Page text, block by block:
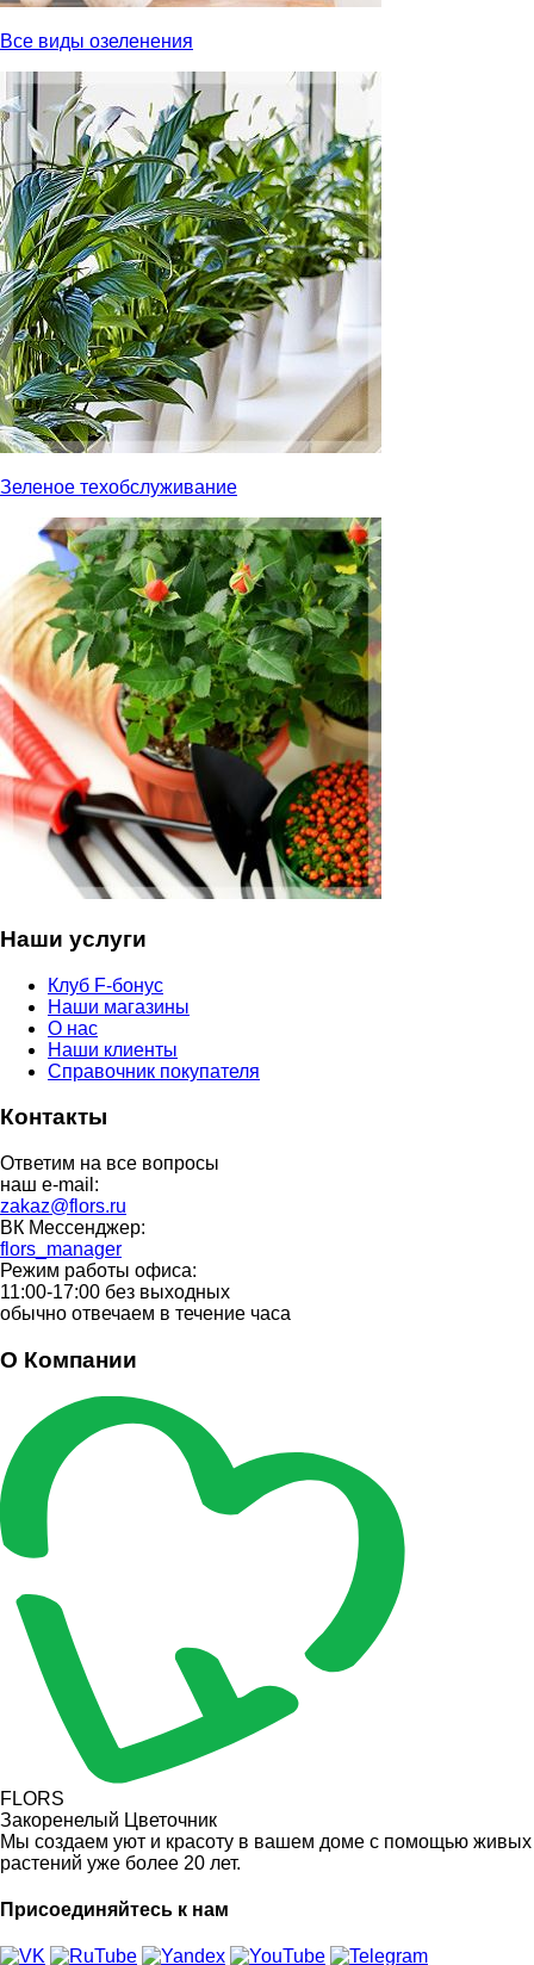
Все виды озеленения
Зеленое техобслуживание
Наши услуги
Клуб F-бонус
Наши магазины
О нас
Наши клиенты
Справочник покупателя
Контакты
Ответим на все вопросы
наш e-mail:
zakaz@flors.ru
ВК Мессенджер:
flors_manager
Режим работы офиса:
11:00-17:00 без выходных
обычно отвечаем в течение часа
О Компании
FLORS
Закоренелый Цветочник
Мы создаем уют и красоту в вашем доме с помощью живых
растений уже более 20 лет.
Присоединяйтесь к нам